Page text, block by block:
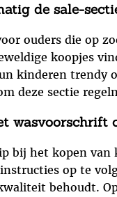
de sale-
ouders die op
koopjes
kinderen trendy
deze sectie
wasvoorschrift
bij het kopen
op te
behoudt.